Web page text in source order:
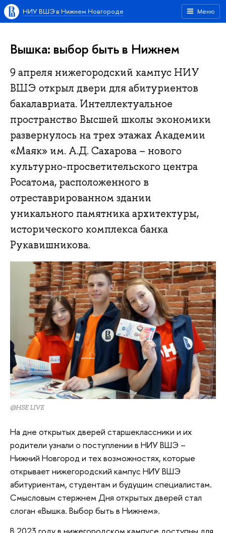
Меню
НИУ ВШЭ в Нижнем Новгороде
Вышка: выбор быть в Нижнем
9 апреля нижегородский кампус НИУ
ВШЭ открыл двери для абитуриентов
бакалавриата. Интеллектуальное
пространство Высшей школы экономики
развернулось на трех этажах Академии
«Маяк» им. А.Д. Сахарова – нового
культурно-просветительского центра
Росатома, расположенного в
отреставрированном здании
уникального памятника архитектуры,
исторического комплекса банка
Рукавишникова.
@HSE LIVE
На дне открытых дверей старшеклассники и их
родители узнали о поступлении в НИУ ВШЭ –
Нижний Новгород и тех возможностях, которые
открывает нижегородский кампус НИУ ВШЭ
абитуриентам, студентам и будущим специалистам.
Смысловым стержнем Дня открытых дверей стал
слоган «Вышка. Выбор быть в Нижнем».